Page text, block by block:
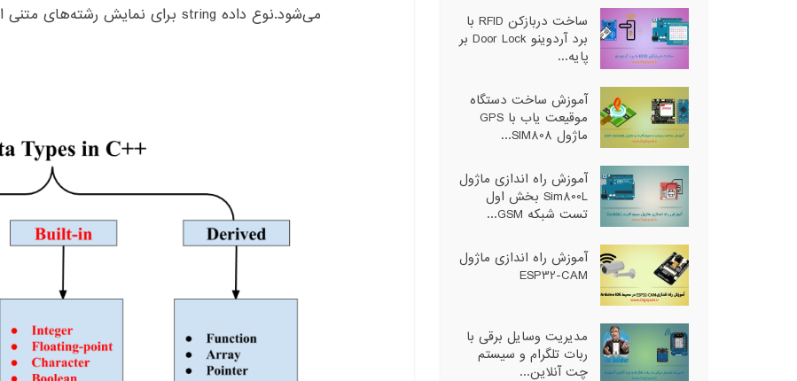
می‌شود.نوع داده string برای نمایش رشته‌های متنی استفاده می‌شود.
ساخت دربازکن RFID با
برد آردوینو Door Lock بر
پایه...
آموزش ساخت دستگاه
موقیعت یاب با GPS
ماژول SIM808...
آموزش راه اندازی ماژول
Sim800L بخش اول
تست شبکه GSM...
آموزش راه اندازی ماژول
ESP32-CAM
مدیریت وسایل برقی با
ربات تلگرام و سیستم
چت آنلاین...